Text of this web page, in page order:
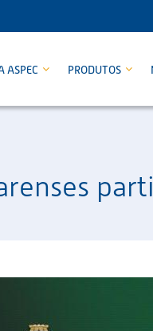
ASPEC PRODUTOS